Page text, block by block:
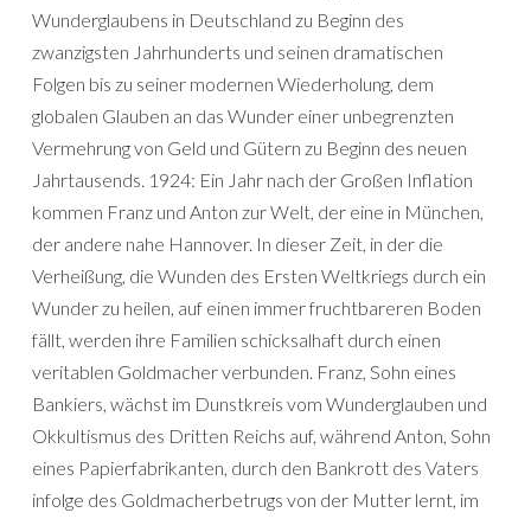
Wunderglaubens in Deutschland zu Beginn des
zwanzigsten Jahrhunderts und seinen dramatischen
Folgen bis zu seiner modernen Wiederholung, dem
globalen Glauben an das Wunder einer unbegrenzten
Vermehrung von Geld und Gütern zu Beginn des neuen
Jahrtausends. 1924: Ein Jahr nach der Großen Inflation
kommen Franz und Anton zur Welt, der eine in München,
der andere nahe Hannover. In dieser Zeit, in der die
Verheißung, die Wunden des Ersten Weltkriegs durch ein
Wunder zu heilen, auf einen immer fruchtbareren Boden
fällt, werden ihre Familien schicksalhaft durch einen
veritablen Goldmacher verbunden. Franz, Sohn eines
Bankiers, wächst im Dunstkreis vom Wunderglauben und
Okkultismus des Dritten Reichs auf, während Anton, Sohn
eines Papierfabrikanten, durch den Bankrott des Vaters
infolge des Goldmacherbetrugs von der Mutter lernt, im